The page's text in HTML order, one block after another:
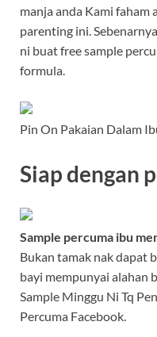
manja anda Kami faham
parenting ini.
ni buat free sample
formula.
Pin On Pakaian Dalam
Siap dengan
Sample percuma ibu
Bukan tamak nak dapat
bayi mempunyai alahan
Sample Minggu Ni Tq
Percuma Facebook.